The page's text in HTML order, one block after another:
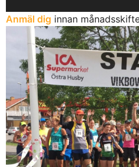
Anmäl dig innan